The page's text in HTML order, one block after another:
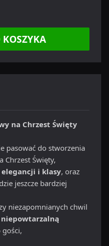
na Chrzest Święty
pasować do stworzenia
Chrzest Święty,
elegancji i klasy, oraz
jeszcze bardziej
niezapomnianych chwil
niepowtarzalną